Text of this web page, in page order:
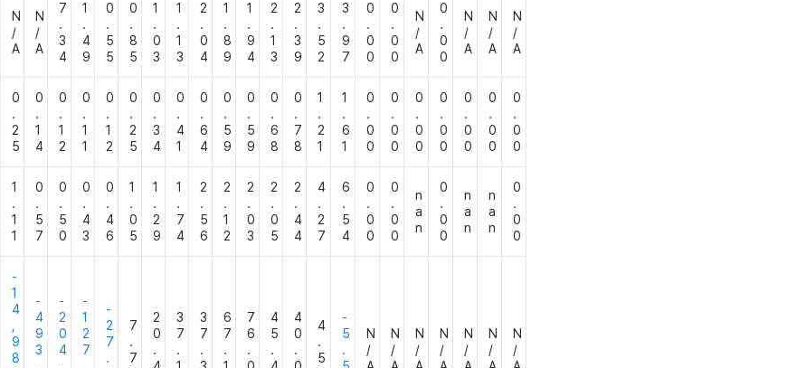
N
/
A
N
/
A
7
.
3
4
1
.
4
9
0
.
5
5
0
.
8
5
1
.
0
3
1
.
1
3
2
.
0
4
1
.
8
9
1
.
9
4
2
.
1
3
2
.
3
9
3
.
5
2
3
.
9
7
0
.
0
0
0
.
0
0
N
/
A
0
.
0
0
N
/
A
N
/
A
N
/
A
0
.
2
5
0
.
1
4
0
.
1
2
0
.
1
1
0
.
1
2
0
.
2
5
0
.
3
4
0
.
4
1
0
.
6
4
0
.
5
9
0
.
5
9
0
.
6
8
0
.
7
8
1
.
2
1
1
.
6
1
0
.
0
0
0
.
0
0
0
.
0
0
0
.
0
0
0
.
0
0
0
.
0
0
0
.
0
0
1
.
1
1
0
.
5
7
0
.
5
0
0
.
4
3
0
.
4
6
1
.
0
5
1
.
2
9
1
.
7
4
2
.
5
6
2
.
1
2
2
.
0
3
2
.
0
5
2
.
4
4
4
.
2
7
6
.
5
4
0
.
0
0
0
.
0
0
n
a
n
0
.
0
0
n
a
n
n
a
n
0
.
0
0
-
1
4
9
8
-
4
9
3
-
2
0
4
-
1
2
7
-
2
7
.
7
.
7
2
0
.
3
7
.
3
7
.
6
7
.
7
6
.
4
5
.
4
0
.
4
.
5
-
5
.
N
/
N
/
N
/
N
/
N
/
N
/
N
/